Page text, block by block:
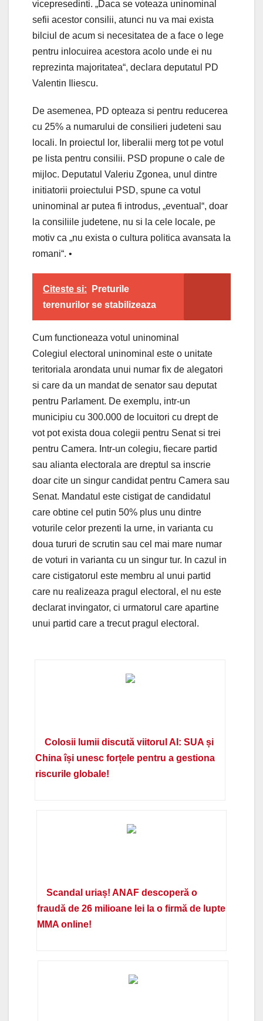
vicepresedinti. „Daca se voteaza uninominal
sefii acestor consilii, atunci nu va mai exista
bilciul de acum si necesitatea de a face o lege
pentru inlocuirea acestora acolo unde ei nu
reprezinta majoritatea“, declara deputatul PD
Valentin Iliescu.
De asemenea, PD opteaza si pentru reducerea
cu 25% a numarului de consilieri judeteni sau
locali. In proiectul lor, liberalii merg tot pe votul
pe lista pentru consilii. PSD propune o cale de
mijloc. Deputatul Valeriu Zgonea, unul dintre
initiatorii proiectului PSD, spune ca votul
uninominal ar putea fi introdus, „eventual“, doar
la consiliile judetene, nu si la cele locale, pe
motiv ca „nu exista o cultura politica avansata la
romani“. •
Citeste si:
Preturile
terenurilor se stabilizeaza
Cum functioneaza votul uninominal
Colegiul electoral uninominal este o unitate
teritoriala arondata unui numar fix de alegatori
si care da un mandat de senator sau deputat
pentru Parlament. De exemplu, intr-un
municipiu cu 300.000 de locuitori cu drept de
vot pot exista doua colegii pentru Senat si trei
pentru Camera. Intr-un colegiu, fiecare partid
sau alianta electorala are dreptul sa inscrie
doar cite un singur candidat pentru Camera sau
Senat. Mandatul este cistigat de candidatul
care obtine cel putin 50% plus unu dintre
voturile celor prezenti la urne, in varianta cu
doua tururi de scrutin sau cel mai mare numar
de voturi in varianta cu un singur tur. In cazul in
care cistigatorul este membru al unui partid
care nu realizeaza pragul electoral, el nu este
declarat invingator, ci urmatorul care apartine
unui partid care a trecut pragul electoral.
Colosii lumii discută viitorul AI: SUA și
China își unesc forțele pentru a gestiona
riscurile globale!
Scandal uriaș! ANAF descoperă o
fraudă de 26 milioane lei la o firmă de lupte
MMA online!